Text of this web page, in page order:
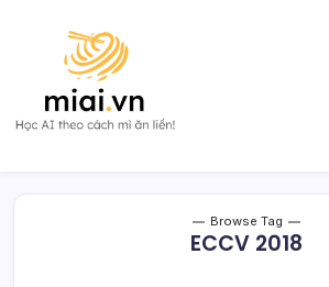
Browse Tag
ECCV 2018